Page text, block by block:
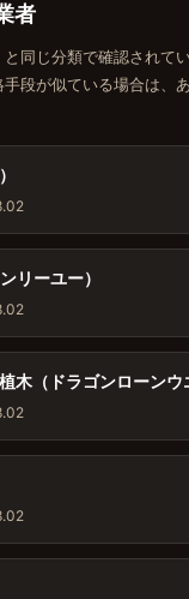
者
同じ分類で確認されて
段が似ている場合は、
リーユー）
木（ドラゴンローンウ